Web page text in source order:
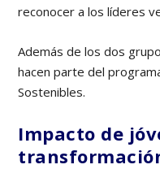
reconocer a los líderes
Además de los dos
hacen parte del
Sostenibles.
Impacto de